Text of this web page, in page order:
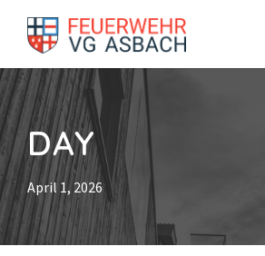
DAY
April 1, 2026